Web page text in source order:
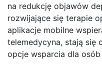
na redukcję objawów
rozwijające się terapie
aplikacje mobilne
telemedycyna, stają się
opcje wsparcia dla